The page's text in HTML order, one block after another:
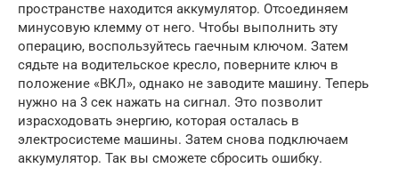
пространстве находится аккумулятор. Отсоединяем
минусовую клемму от него. Чтобы выполнить эту
операцию, воспользуйтесь гаечным ключом. Затем
сядьте на водительское кресло, поверните ключ в
положение «ВКЛ», однако не заводите машину. Теперь
нужно на 3 сек нажать на сигнал. Это позволит
израсходовать энергию, которая осталась в
электросистеме машины. Затем снова подключаем
аккумулятор. Так вы сможете сбросить ошибку.